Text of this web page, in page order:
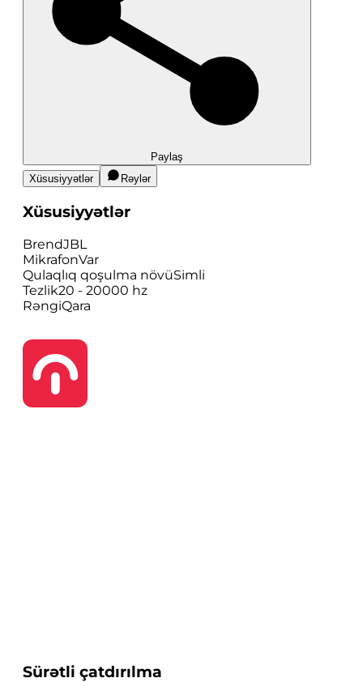
Paylaş
Xüsusiyyətlər
Rəylər
Xüsusiyyətlər
BrendJBL
MikrafonVar
Qulaqlıq qoşulma növüSimli
Tezlik20 - 20000 hz
RəngiQara
Sürətli çatdırılma